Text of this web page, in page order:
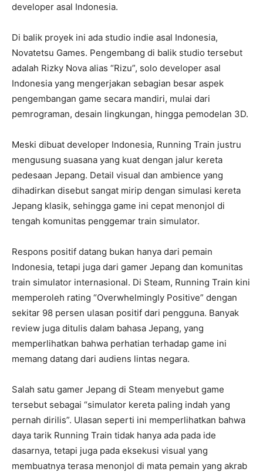
developer asal Indonesia.
Di balik proyek ini ada studio indie asal Indonesia,
Novatetsu Games. Pengembang di balik studio tersebut
adalah Rizky Nova alias “Rizu”, solo developer asal
Indonesia yang mengerjakan sebagian besar aspek
pengembangan game secara mandiri, mulai dari
pemrograman, desain lingkungan, hingga pemodelan 3D.
Meski dibuat developer Indonesia, Running Train justru
mengusung suasana yang kuat dengan jalur kereta
pedesaan Jepang. Detail visual dan ambience yang
dihadirkan disebut sangat mirip dengan simulasi kereta
Jepang klasik, sehingga game ini cepat menonjol di
tengah komunitas penggemar train simulator.
Respons positif datang bukan hanya dari pemain
Indonesia, tetapi juga dari gamer Jepang dan komunitas
train simulator internasional. Di Steam, Running Train kini
memperoleh rating “Overwhelmingly Positive” dengan
sekitar 98 persen ulasan positif dari pengguna. Banyak
review juga ditulis dalam bahasa Jepang, yang
memperlihatkan bahwa perhatian terhadap game ini
memang datang dari audiens lintas negara.
Salah satu gamer Jepang di Steam menyebut game
tersebut sebagai “simulator kereta paling indah yang
pernah dirilis”. Ulasan seperti ini memperlihatkan bahwa
daya tarik Running Train tidak hanya ada pada ide
dasarnya, tetapi juga pada eksekusi visual yang
membuatnya terasa menonjol di mata pemain yang akrab